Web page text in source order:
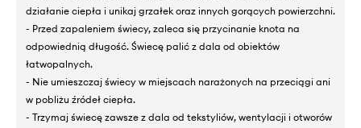
działanie ciepła i unikaj grzałek oraz innych gorących powierzchni.
- Przed zapaleniem świecy, zaleca się przycinanie knota na
odpowiednią długość. Świecę palić z dala od obiektów
łatwopalnych.
- Nie umieszczaj świecy w miejscach narażonych na przeciągi ani
w pobliżu źródeł ciepła.
- Trzymaj świecę zawsze z dala od tekstyliów, wentylacji i otworów